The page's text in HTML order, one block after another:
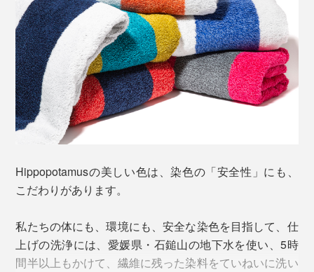
写真 上フェイスタオル（オレンジ）、下 バスタオル（ホワイト×オレン
ジ）
オーガニック繊維の世界基準「GOTS認定」をクリアし
たオーガニックコットンに、シルクのような光沢となめ
らかさのある再生竹繊維を合せることで、とびきりフワ
ッフワの柔らかさに織り上げています。
写真中央左から時計回りに、ホワイト×ブルー、カリビアン×ゴールド、ブリティ
ッシュショートヘア×ローズ、ネイビー×マタドール、ホワイト×オレンジ、ホワイ
ト×ネイビー
色そのものにもこだわりがあって、バスタオルは、名画
や自然のインスピレーションを受けて生まれた全6色か
ら選べます。
Hippopotamusの美しい色は、染色の「安全性」にも、
こだわりがあります。
私たちの体にも、環境にも、安全な染色を目指して、仕
上げの洗浄には、愛媛県・石鎚山の地下水を使い、5時
間半以上もかけて、繊維に残った染料をていねいに洗い